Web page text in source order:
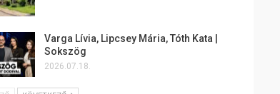
Varga Lívia, Lipcsey Mária, Tóth Kata |
Sokszög
2026.07.18.